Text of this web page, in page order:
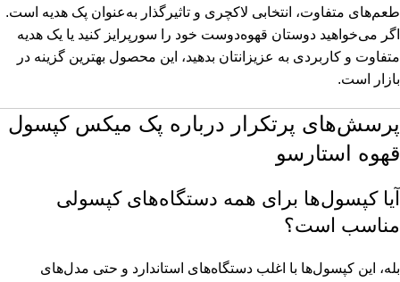
طعم‌های متفاوت، انتخابی لاکچری و تاثیرگذار به‌عنوان پک هدیه است.
اگر می‌خواهید دوستان قهوه‌دوست خود را سورپرایز کنید یا یک هدیه
متفاوت و کاربردی به عزیزانتان بدهید، این محصول بهترین گزینه در
بازار است.
پرسش‌های پرتکرار درباره پک میکس کپسول
قهوه استارسو
آیا کپسول‌ها برای همه دستگاه‌های کپسولی
مناسب است؟
بله، این کپسول‌ها با اغلب دستگاه‌های استاندارد و حتی مدل‌های